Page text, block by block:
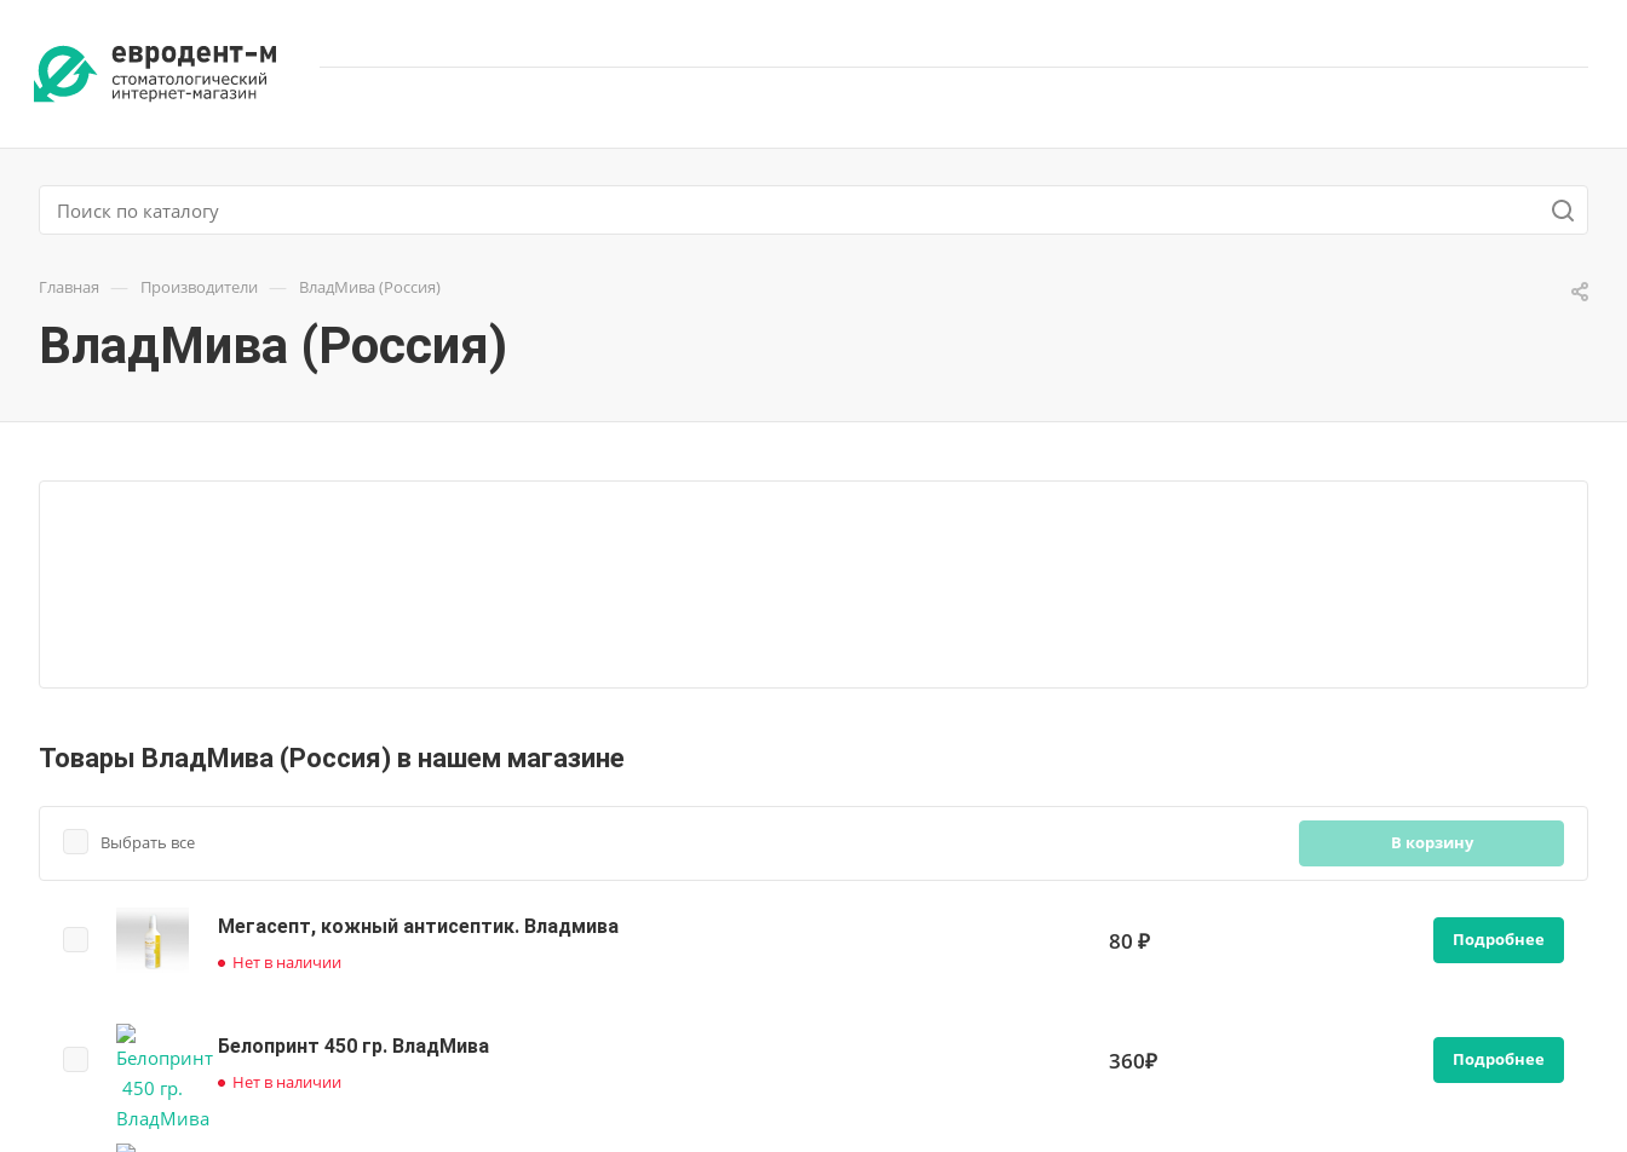
Главная — Производители — ВладМива (Россия)
ВладМива (Россия)
Товары ВладМива (Россия) в нашем магазине
Выбрать все В корзину
Мегасепт, кожный антисептик. Владмива
Нет в наличии
80 ₽ Подробнее
Белопринт 450 гр. ВладМива
Нет в наличии
360₽ Подробнее